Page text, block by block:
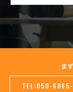
ま
TEL:050-